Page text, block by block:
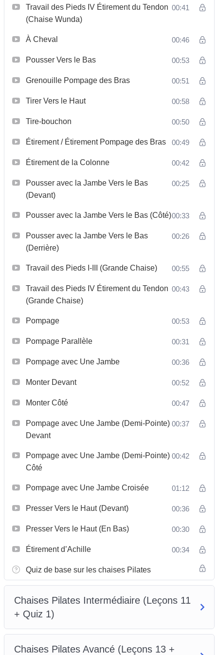
Travail des Pieds IV Étirement du Tendon
(Chaise Wunda)
00:41
À Cheval 00:46
Pousser Vers le Bas 00:53
Grenouille Pompage des Bras 00:51
Tirer Vers le Haut 00:58
Tire-bouchon 00:50
Étirement / Étirement Pompage des Bras 00:49
Étirement de la Colonne 00:42
Pousser avec la Jambe Vers le Bas
(Devant)
00:25
Pousser avec la Jambe Vers le Bas (Côté)00:33
Pousser avec la Jambe Vers le Bas
(Derrière)
00:26
Travail des Pieds I-III (Grande Chaise) 00:55
Travail des Pieds IV Étirement du Tendon
(Grande Chaise)
00:43
Pompage 00:53
Pompage Parallèle 00:31
Pompage avec Une Jambe 00:36
Monter Devant 00:52
Monter Côté 00:47
Pompage avec Une Jambe (Demi-Pointe)
Devant
00:37
Pompage avec Une Jambe (Demi-Pointe)
Côté
00:42
Pompage avec Une Jambe Croisée 01:12
Presser Vers le Haut (Devant) 00:36
Presser Vers le Haut (En Bas) 00:30
Étirement d’Achille 00:34
Quiz de base sur les chaises Pilates
Chaises Pilates Intermédiaire (Leçons 11
+ Quiz 1)
Chaises Pilates Avancé (Leçons 13 +